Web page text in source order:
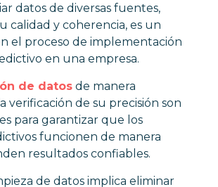
datos de diversas fuentes,
calidad y coherencia, es un
el proceso de implementación
en una empresa.
de datos de manera
verificación de su precisión son
para garantizar que los
funcionen de manera
resultados confiables.
de datos implica eliminar